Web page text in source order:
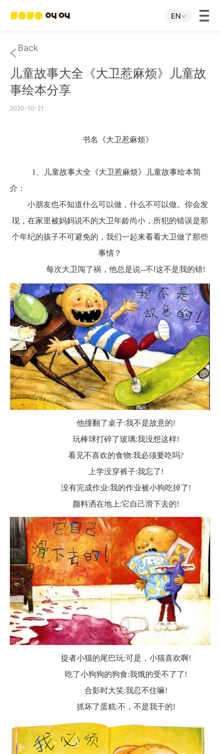
EN
Home
JOJO APP
JOJO IP
Investor Relations
Back
儿童故事大全《大卫惹麻烦》儿童故
事绘本分享
2020-10-21
书名《大卫惹麻烦》
1、
儿童故事大全《大卫惹麻烦》儿童故事绘本简
介：
小朋友也不知道什么可以做，什么不可以做。你会发
现，在家里被妈妈说不的大卫年龄尚小，所犯的错误是那
个年纪的孩子不可避免的，我们一起来看看大卫做了那些
事情？
每次大卫闯了祸，他总是说--不!这不是我的错!
他撞翻了桌子:我不是故意的!
玩棒球打碎了玻璃:我没想这样!
看见不喜欢的食物:我必须要吃吗?
上学没穿裤子:我忘了!
没有完成作业:我的作业被小狗吃掉了!
颜料洒在地上:它自己滑下去的!
捉者小猫的尾巴玩:可是，小猫喜欢啊!
吃了小狗狗的狗食:我饿的受不了了!
合影时大笑:我忍不住嘛!
抓坏了蛋糕:不，不是我干的!